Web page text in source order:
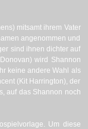
mitsamt ihrem Vater
angenommen und
sind ihnen dichter auf
wird Shannon
keine andere Wahl als
(Kit Harrington), der
auf das Shannon noch
Um diese